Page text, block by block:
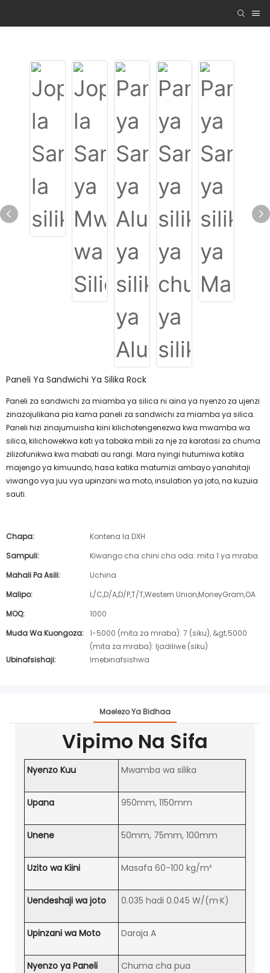
Paneli Ya Sandwichi Ya Silika Rock
Paneli za sandwichi za miamba ya silica ni aina ya nyenzo za ujenzi
zinazojulikana pia kama paneli za sandwichi za miamba ya silica.
Paneli hizi zinajumuisha kiini kilichotengenezwa kwa mwamba wa
silica, kilichowekwa kati ya tabaka mbili za nje za karatasi za chuma
zilizofunikwa kwa mabati au rangi. Mara nyingi hutumiwa katika
majengo ya kimuundo, hasa katika matumizi ambayo yanahitaji
viwango vya juu vya upinzani wa moto, insulation ya joto, na kuzuia
sauti.
Chapa:
Kontena la DXH
Sampuli:
Kiwango cha chini cha oda: mita 1 ya mraba
Mahali Pa Asili:
Uchina
Malipo:
L/C,D/A,D/P,T/T,Western Union,MoneyGram,OA
MOQ:
1000
Muda Wa Kuongoza: 1-5000 (mita za mraba): 7 (siku), &gt;5000
(mita za mraba): Ijadiliwe (siku)
Ubinafsishaji:
Imebinafsishwa
Maelezo Ya Bidhaa
Vipimo Na Sifa
Nyenzo Kuu Mwamba wa silika
Upana 950mm, 1150mm
Unene 50mm, 75mm, 100mm
Uzito wa Kiini Masafa 60-100 kg/m³
Uendeshaji wa joto 0.035 hadi 0.045 W/(m·K)
Upinzani wa Moto Daraja A
Nyenzo ya Paneli
Chuma cha pua